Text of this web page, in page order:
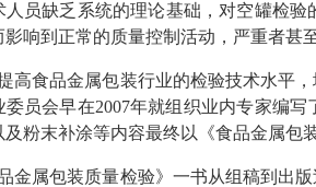
人员缺乏系统的理论基础，对空罐检
影响到正常的质量控制活动，严重者甚
高食品金属包装行业的检验技术水平
委员会早在2007年就组织业内专家编
及粉末补涂等内容最终以《食品金属包
品金属包装质量检验》一书从组稿到出